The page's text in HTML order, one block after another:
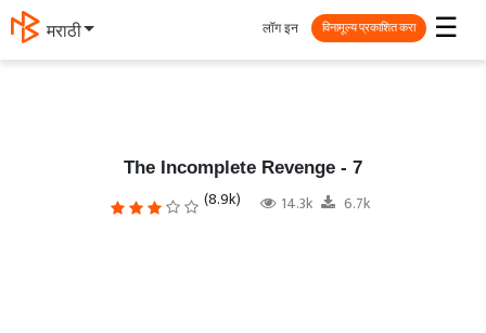
मराठी ☰
लॉग इन विनामूल्य प्रकाशित करा
The Incomplete Revenge - 7
(8.9k) 14.3k 6.7k